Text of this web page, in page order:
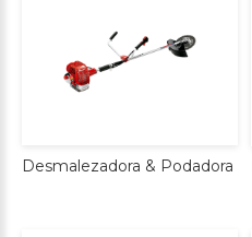
Desmalezadora & Podadora